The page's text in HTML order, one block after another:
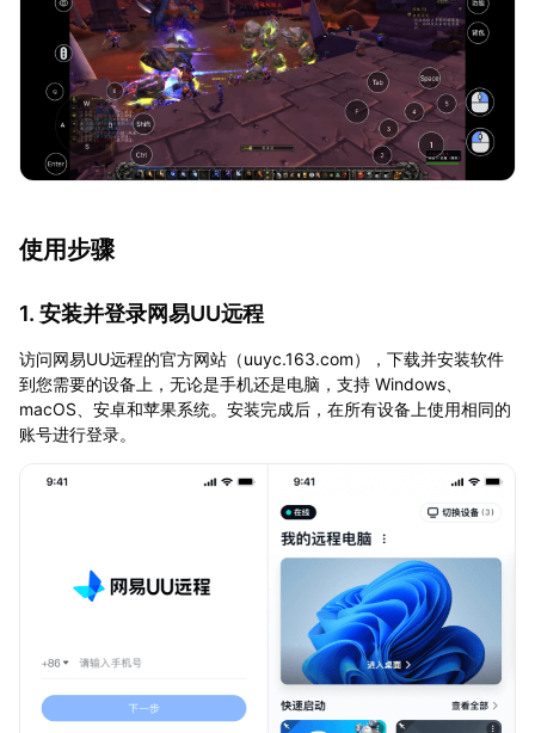
使用步骤
1. 安装并登录网易UU远程
访问网易UU远程的官方网站（uuyc.163.com），下载并安装软件
到您需要的设备上，无论是手机还是电脑，支持 Windows、
macOS、安卓和苹果系统。安装完成后，在所有设备上使用相同的
账号进行登录。